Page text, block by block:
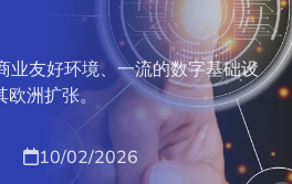
业友好环境、一流的数字基础设
欧洲扩张。
10/02/2026